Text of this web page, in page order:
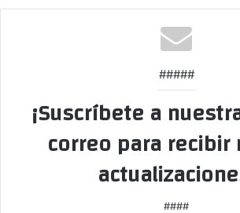
#####
¡Suscríbete a
correo para recibir
####